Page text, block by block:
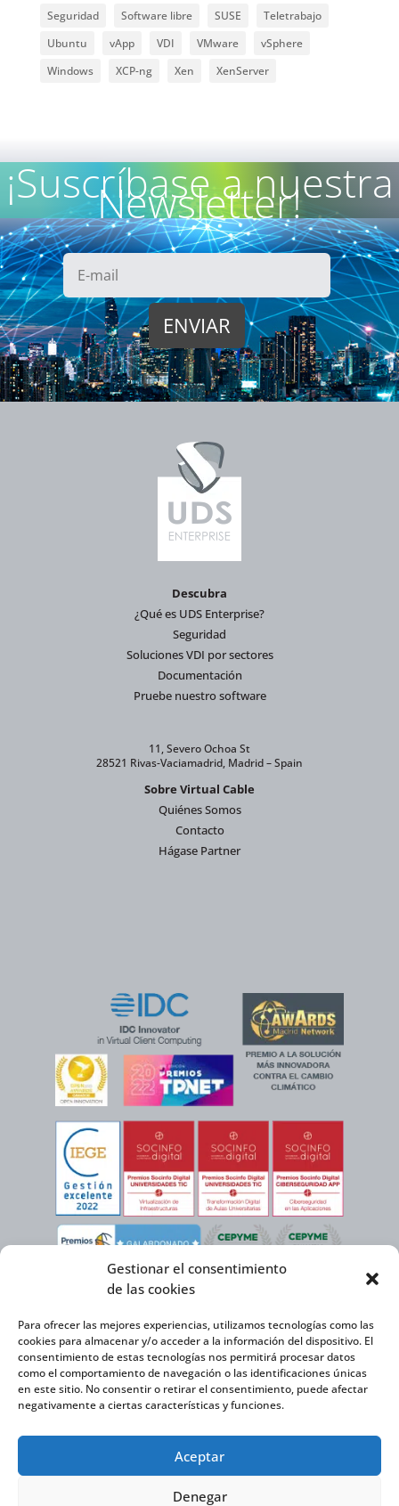
Gestionar el consentimiento
de las cookies
Para ofrecer las mejores experiencias, utilizamos tecnologías como las
cookies para almacenar y/o acceder a la información del dispositivo. El
consentimiento de estas tecnologías nos permitirá procesar datos
como el comportamiento de navegación o las identificaciones únicas
en este sitio. No consentir o retirar el consentimiento, puede afectar
negativamente a ciertas características y funciones.
Aceptar
Denegar
Seguridad
Software libre SUSE
Teletrabajo
Ubuntu
vApp VDI VMware
vSphere
Windows
XCP-ng Xen XenServer
¡Suscríbase a nuestra
Newsletter!
Descubra
¿Qué es UDS Enterprise?
Seguridad
Soluciones VDI por sectores
Documentación
Pruebe nuestro software
11, Severo Ochoa St
28521 Rivas-Vaciamadrid, Madrid – Spain
Sobre Virtual Cable
Quiénes Somos
Contacto
Hágase Partner
Virtual Cable, en el marco de la iniciativa ICEX NEXT cuenta con el apoyo del
Instituto Español de Comercio Exterior y la cofinanciación del FEDER para